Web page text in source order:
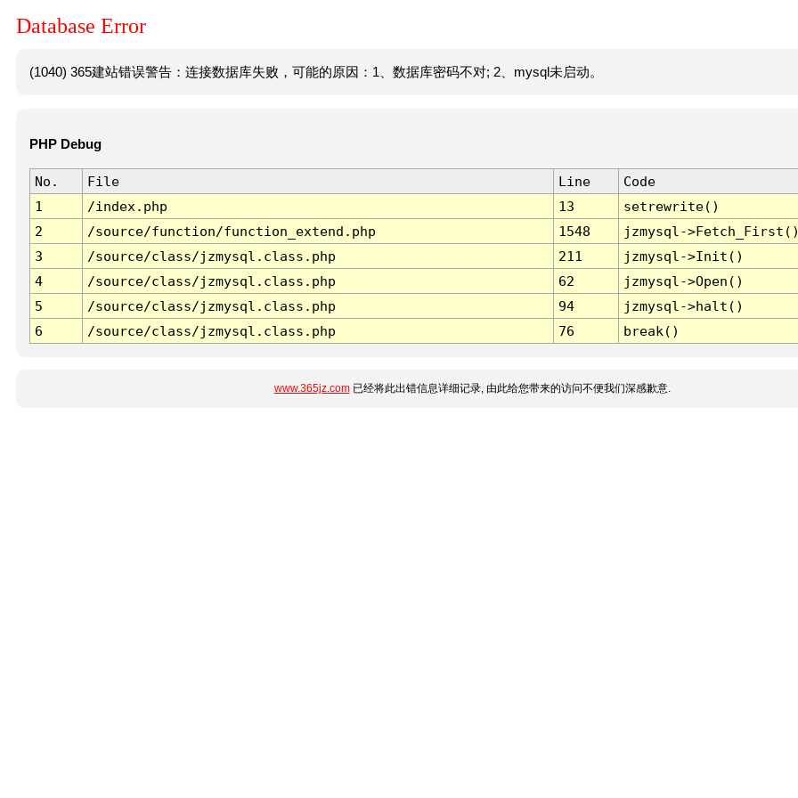
Database Error
(1040) 365建站错误警告：连接数据库失败，可能的原因：1、数据库密码不对; 2、mysql未启动。
PHP Debug
No. File Line
Code
1
/index.php 13
setrewrite()
2
/source/function/function_extend.php 1548
jzmysql-
3
/source/class/jzmysql.class.php 211
jzmysql->Init()
4
/source/class/jzmysql.class.php 62
jzmysql->Open()
5
/source/class/jzmysql.class.php 94
jzmysql->halt()
6
/source/class/jzmysql.class.php 76 break()
www.365jz.com已经将此出错信息详细记录, 由此给您带来的访问不便我们深感歉意.